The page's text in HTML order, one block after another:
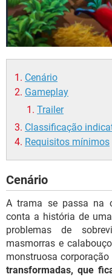
Cenário
Gameplay
Trailer
Classificação
Requisitos mínimos
Cenário
A trama se passa na
conta a história de
problemas de
masmorras e
monstruosa
transformadas, que